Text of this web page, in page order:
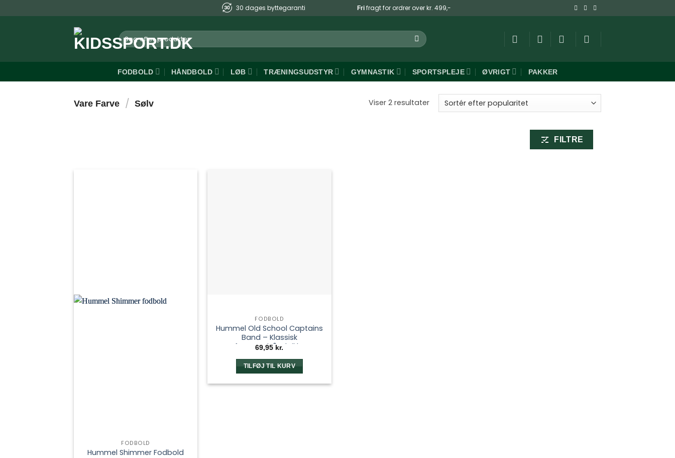
til
30 dages byttegaranti Fri fragt for ordrer over kr. 499,-
Søg
efter:
FODBOLD HÅNDBOLD LØB TRÆNINGSUDSTYR GYMNASTIK SPORTSPLEJE ØVRIGT PAKKER
Vare Farve / Sølv Viser 2 resultaterSorteret
efter
FILTRE
FODBOLD
Hummel Shimmer Fodbold
FODBOLD
Hummel Old School Captains
Band – Klassisk
anførerarmbånd til børn
69,95 kr.
TILFØJ TIL KURV